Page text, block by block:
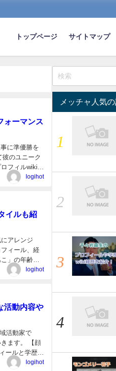
トップページ サイトマップ
ォーマンス
に準優勝を
のユニーク
フィルwiki経
logihot
イルも紹
アレンジ
ィール、経
」の年齢プ
logihot
活動内容や
活動家で
ます。 【顔
ールと学歴に
logihot
メッチャ人気